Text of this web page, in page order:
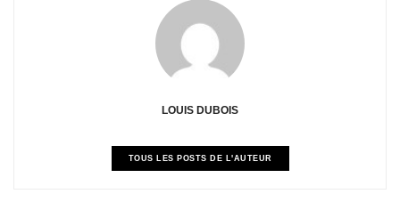
LOUIS DUBOIS
TOUS LES POSTS DE L'AUTEUR